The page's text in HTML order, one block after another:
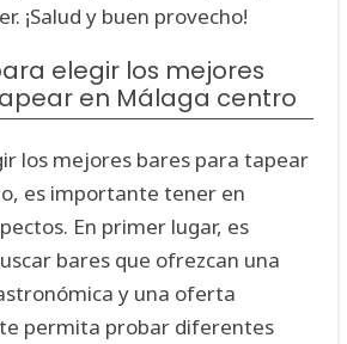
¡Salud y buen provecho!
elegir los mejores
en Málaga centro
los mejores bares para tapear
es importante tener en
En primer lugar, es
bares que ofrezcan una
y una oferta
permita probar diferentes